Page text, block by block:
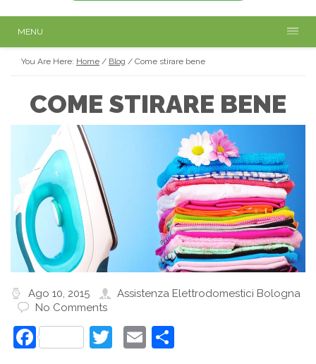
MENU
You Are Here: Home / Blog / Come stirare bene
COME STIRARE BENE
Ago 10, 2015
Assistenza Elettrodomestici Bologna
No Comments
FacebookTwitter
Email